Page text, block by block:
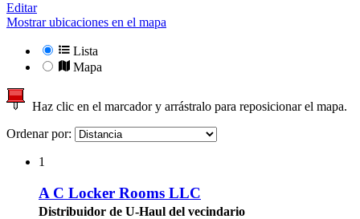
Editar
Mostrar ubicaciones en el mapa
Lista
Mapa
Haz clic en el marcador y arrástralo para reposicionar el mapa.
Ordenar por:
1
A C Locker Rooms LLC
Distribuidor de U-Haul del vecindario